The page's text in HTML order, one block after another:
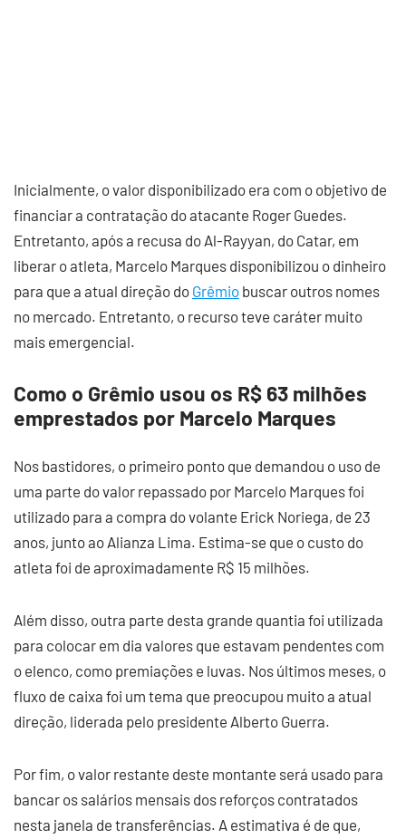
Inicialmente, o valor disponibilizado era com o objetivo de
financiar a contratação do atacante Roger Guedes.
Entretanto, após a recusa do Al-Rayyan, do Catar, em
liberar o atleta, Marcelo Marques disponibilizou o dinheiro
para que a atual direção do Grêmio buscar outros nomes
no mercado. Entretanto, o recurso teve caráter muito
mais emergencial.
Como o Grêmio usou os R$ 63 milhões
emprestados por Marcelo Marques
Nos bastidores, o primeiro ponto que demandou o uso de
uma parte do valor repassado por Marcelo Marques foi
utilizado para a compra do volante Erick Noriega, de 23
anos, junto ao Alianza Lima. Estima-se que o custo do
atleta foi de aproximadamente R$ 15 milhões.
Além disso, outra parte desta grande quantia foi utilizada
para colocar em dia valores que estavam pendentes com
o elenco, como premiações e luvas. Nos últimos meses, o
fluxo de caixa foi um tema que preocupou muito a atual
direção, liderada pelo presidente Alberto Guerra.
Por fim, o valor restante deste montante será usado para
bancar os salários mensais dos reforços contratados
nesta janela de transferências. A estimativa é de que,